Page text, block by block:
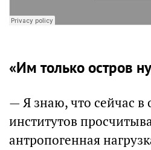
«Им только остров
— Я знаю, что сейчас в
институтов
антропогенная